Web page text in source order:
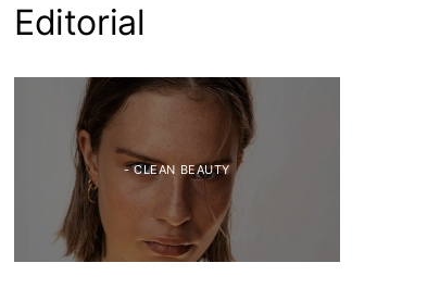
Editorial
- CLEAN BEAUTY